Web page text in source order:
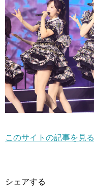
このサイトの記事を見る
シェアする